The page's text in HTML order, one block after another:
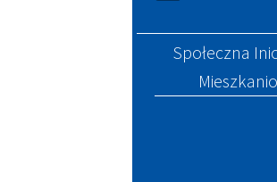
Społeczna